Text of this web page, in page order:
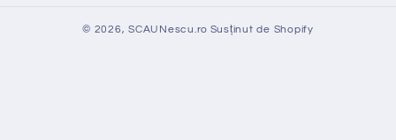
© 2026,SCAUNescu.ro Susținut de Shopify